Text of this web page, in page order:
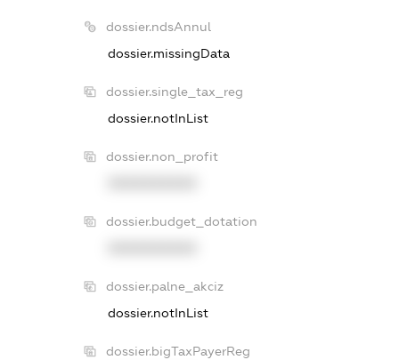
dossier.ndsAnnul
dossier.missingData
dossier.single_tax_reg
dossier.notInList
dossier.non_profit
dossier.budget_dotation
dossier.palne_akciz
dossier.notInList
dossier.bigTaxPayerReg